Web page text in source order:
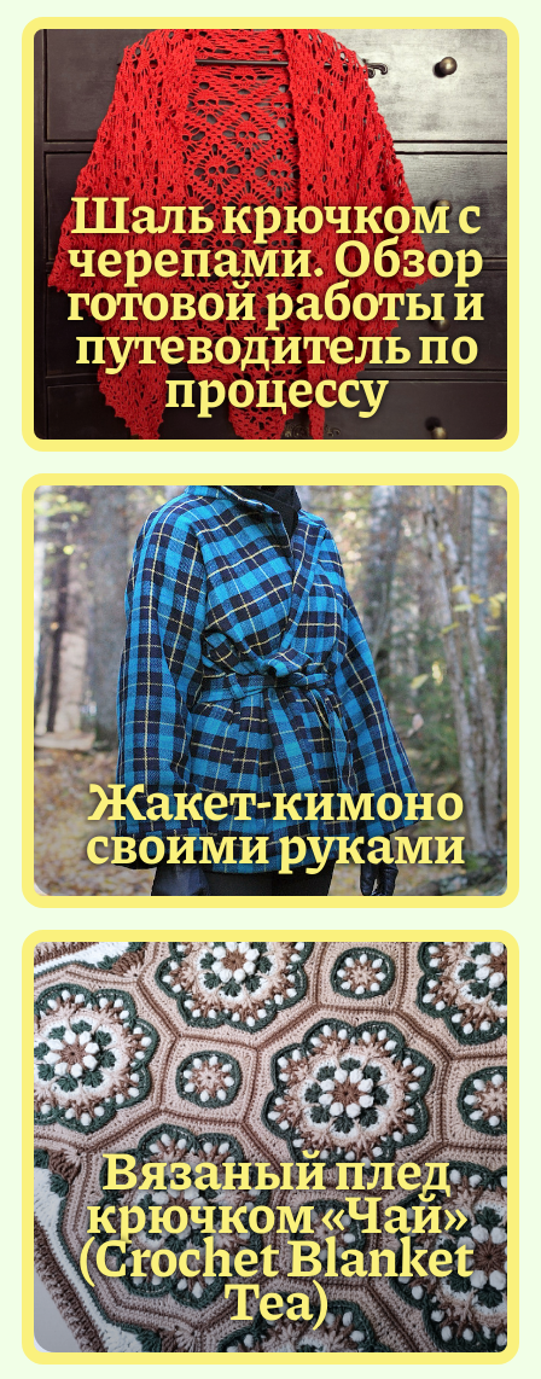
Шаль крючком с
черепами. Обзор
готовой работы и
путеводитель по
процессу
Жакет-кимоно
своими руками
Вязаный плед
крючком «Чай»
(Crochet Blanket
Tea)